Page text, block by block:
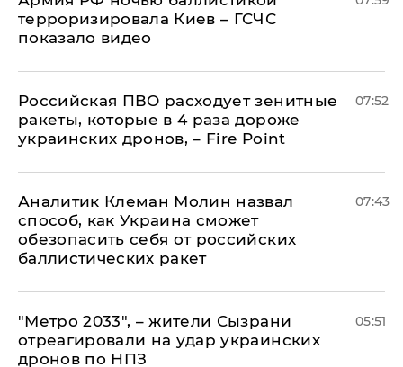
терроризировала Киев – ГСЧС
показало видео
Российская ПВО расходует зенитные
ракеты, которые в 4 раза дороже
украинских дронов, – Fire Point
07:52
Аналитик Клеман Молин назвал
способ, как Украина сможет
обезопасить себя от российских
баллистических ракет
07:43
"Метро 2033", – жители Сызрани
отреагировали на удар украинских
дронов по НПЗ
05:51